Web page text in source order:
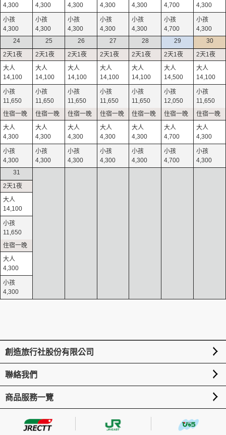
4,300
4,300
4,300
4,300
4,300
4,300
4,300
4,300
4,300
4,300
4,700
4,700
4,300
4,300
24
14,100
11,650
4,300
4,300
25
14,100
11,650
4,300
4,300
26
14,100
11,650
4,300
4,300
27
14,100
11,650
4,300
4,300
28
14,100
11,650
4,300
4,300
29
14,500
12,050
4,700
4,700
30
14,100
11,650
4,300
4,300
31
14,100
11,650
4,300
4,300
創造旅行社股份有限公司
聯絡我們
商品服務一覽